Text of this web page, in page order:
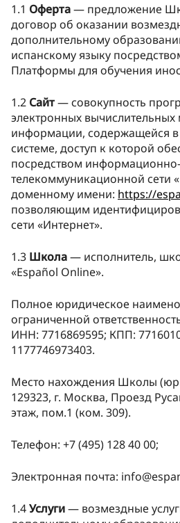
1.1 Оферта— предложение
договор об оказании
дополнительному
испанскому языку
Платформы для обучения
1.2 Сайт— совокупность
электронных
информации, содержащейся
системе, доступ к которой
посредством информационно-
телекоммуникационной сети
доменному имени: https://
позволяющим
сети «Интернет».
1.3 Школа— исполнитель,
«Español Online».
Полное юридическое
ограниченной
ИНН: 7716869595; КПП:
1177746973403.
Место нахождения Школы
129323, г. Москва, Проезд
этаж, пом.1 (ком. 309).
Телефон: +7 (495) 128 40 00;
Электронная почта:
1.4Услуги— возмездные